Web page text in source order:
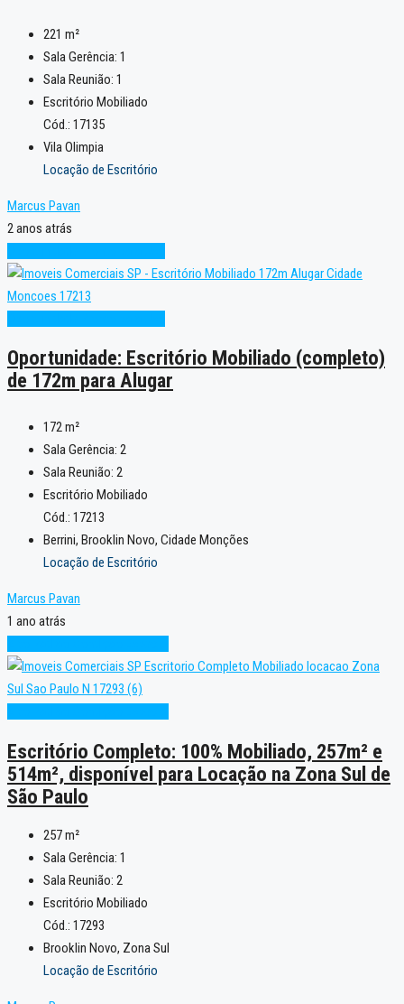
221 m²
Sala Gerência: 1
Sala Reunião: 1
Escritório Mobiliado
Cód.: 17135
Vila Olimpia
Locação de Escritório
Marcus Pavan
2 anos atrás
Oportunidade: Escritório Mobiliado (completo)
de 172m para Alugar
172m²
Sala Gerência: 2
Sala Reunião: 2
Escritório Mobiliado
Cód.: 17213
Berrini, Brooklin Novo, Cidade Monções
Locação de Escritório
Marcus Pavan
1 ano atrás
Escritório Completo: 100% Mobiliado, 257m² e
514m², disponível para Locação na Zona Sul de
São Paulo
257m²
Sala Gerência: 1
Sala Reunião: 2
Escritório Mobiliado
Cód.: 17293
Brooklin Novo, Zona Sul
Locação de Escritório